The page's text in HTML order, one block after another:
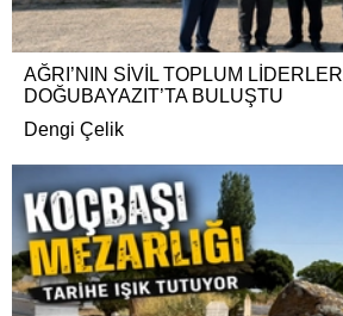
AĞRI’NIN SİVİL TOPLUM LİDERLERİ
DOĞUBAYAZIT’TA BULUŞTU
Dengi Çelik